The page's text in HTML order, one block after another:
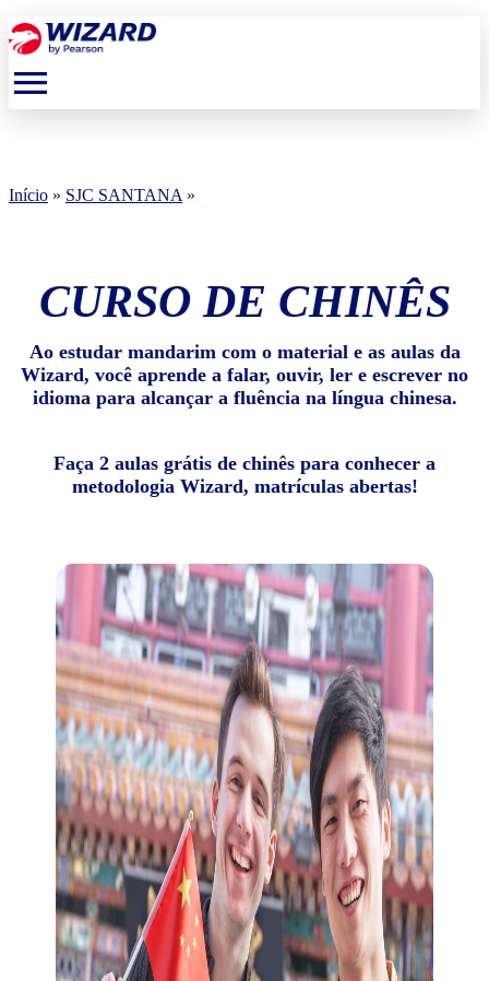
menu
Início » SJC SANTANA »
CURSO DE CHINÊS
Ao estudar mandarim com o material e as aulas da
Wizard, você aprende a falar, ouvir, ler e escrever no
idioma para alcançar a fluência na língua chinesa.
Faça 2 aulas grátis de chinês para conhecer a
metodologia Wizard, matrículas abertas!